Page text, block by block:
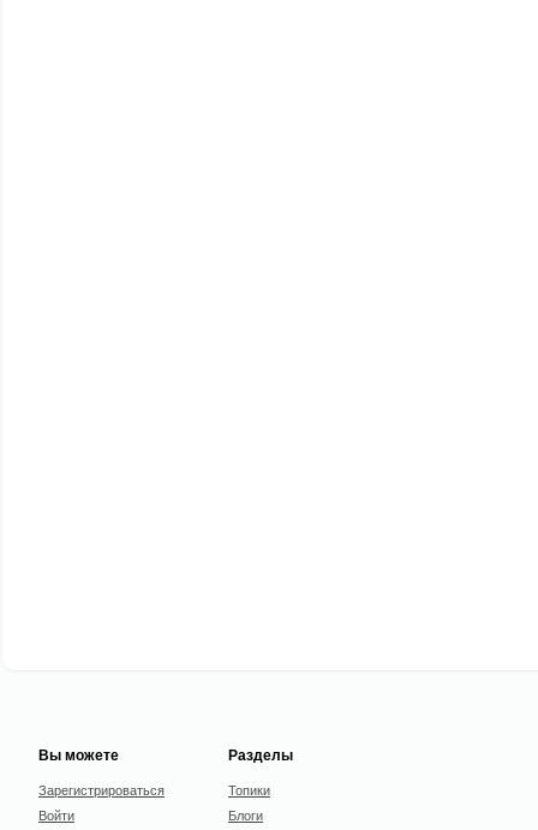
Вы можете
Зарегистрироваться
Войти
Разделы
Топики
Блоги